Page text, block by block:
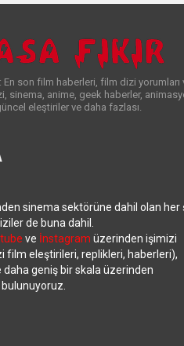
En son film haberleri, film dizi yorumları
sinema, anime, geek haberler,
eleştiriler ve daha fazlası.
sinema sektörüne dahil olan her
de buna dahil.
ve İnstagram üzerinden işimizi
film eleştirileri, replikleri, haberleri),
geniş bir skala üzerinden